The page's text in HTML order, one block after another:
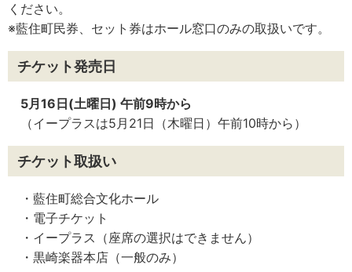
ください。
※藍住町民券、セット券はホール窓口のみの取扱いです。
チケット発売日
5月16日(土曜日) 午前9時から
（イープラスは5月21日（木曜日）午前10時から）
チケット取扱い
・藍住町総合文化ホール
・電子チケット
・イープラス（座席の選択はできません）
・黒崎楽器本店（一般のみ）